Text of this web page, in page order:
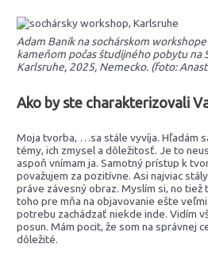
Adam Baník na sochárskom
kameňom počas študijného pobytu na
Karlsruhe, 2025, Nemecko. (foto:
Ako by ste charakterizovali
Moja tvorba, …sa stále vyvíja. Hľadám
témy, ich zmysel a dôležitosť. Je to
aspoň vnímam ja. Samotný prístup k
považujem za pozitívne. Asi najviac
práve závesný obraz. Myslím si, no tiež
toho pre mňa na objavovanie ešte
potrebu zachádzať niekde inde. Vidím
posun. Mám pocit, že som na správnej
dôležité.